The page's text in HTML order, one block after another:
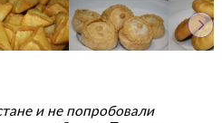
и не попробовали